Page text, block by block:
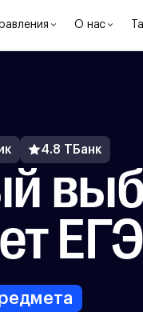
О нас
4.8 ТБанк